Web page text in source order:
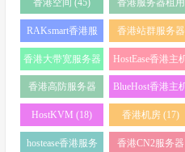
香港空间 (45)
香港服务器租用
(43)
RAKsmart香港服
务器 (38)
香港站群服务器
(34)
香港大带宽服务器
(32)
HostEase香港主
(28)
香港高防服务器
(22)
BlueHost香港主
(21)
HostKVM (18) 香港机房 (17)
hostease香港服务
香港CN2服务器